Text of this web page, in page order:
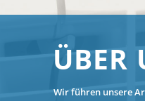
ÜBER
Wir führen unsere